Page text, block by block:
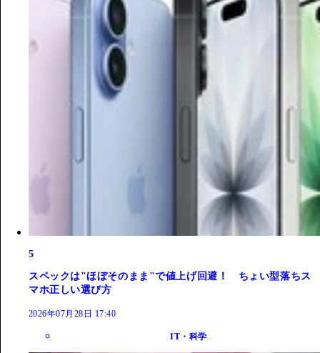
5
スペックは"ほぼそのまま"で値上げ回避！ ちょい型落ちス
マホ正しい選び方
2026年07月28日 17:40
IT・科学